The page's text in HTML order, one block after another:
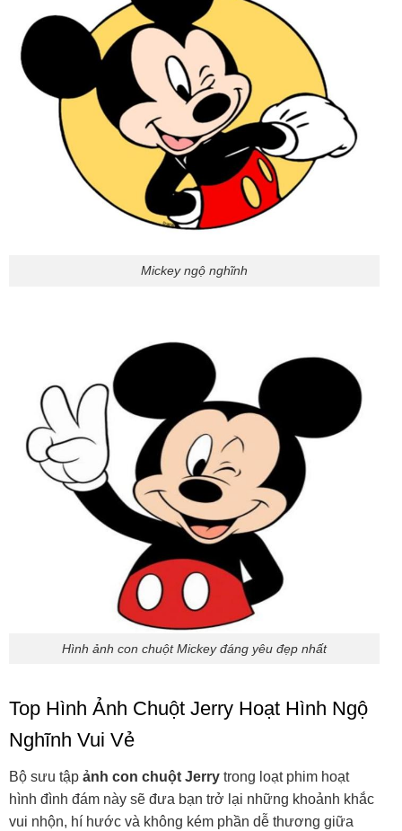
Mickey ngộ nghĩnh
Hình ảnh con chuột Mickey đáng yêu đẹp nhất
Top Hình Ảnh Chuột Jerry Hoạt Hình Ngộ
Nghĩnh Vui Vẻ
Bộ sưu tập ảnh con chuột Jerry trong loạt phim hoạt
hình đình đám này sẽ đưa bạn trở lại những khoảnh khắc
vui nhộn, hí hước và không kém phần dễ thương giữa